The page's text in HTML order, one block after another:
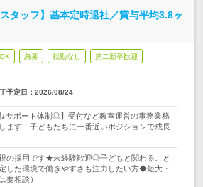
タッフ】基本定時退社／賞与平均3.8ヶ
急募 転勤なし 第二新卒歓迎
予定日： 2026/08/24
♪サポート体制◎】受付など教室運営の事務業務
ます！子どもたちに一番近いポジションで成長
の採用です★未経験歓迎◎子どもと関わること
した環境で働きやすさも注力したい方◆短大・
要相談）